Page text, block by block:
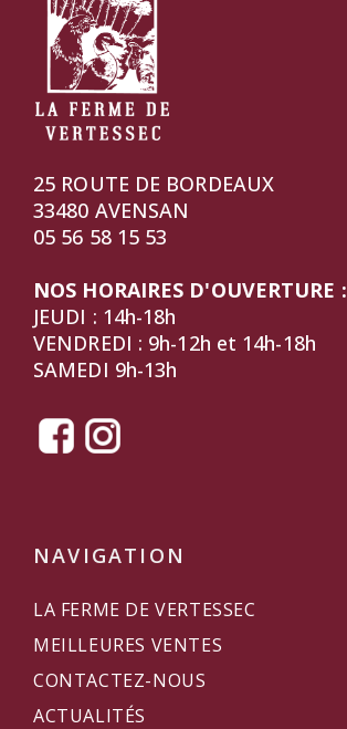
25 ROUTE DE BORDEAUX
33480 AVENSAN
05 56 58 15 53
NOS HORAIRES D'OUVERTURE :
JEUDI : 14h-18h
VENDREDI : 9h-12h et 14h-18h
SAMEDI 9h-13h
NAVIGATION
LA FERME DE VERTESSEC
MEILLEURES VENTES
CONTACTEZ-NOUS
ACTUALITÉS